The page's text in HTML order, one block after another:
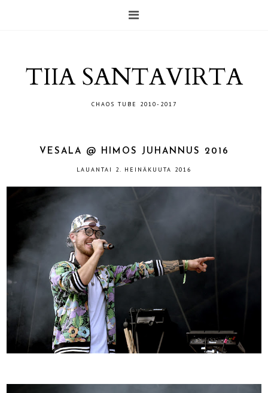
TIIA SANTAVIRTA
CHAOS TUBE 2010-2017
VESALA @ HIMOS JUHANNUS 2016
LAUANTAI 2. HEINÄKUUTA 2016